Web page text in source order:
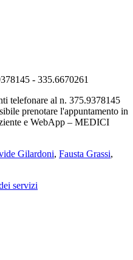
- 335.6670261
telefonare al n. 375.9378145
prenotare l'appuntamento in
e WebApp – MEDICI
Gilardoni, Fausta Grassi,
servizi